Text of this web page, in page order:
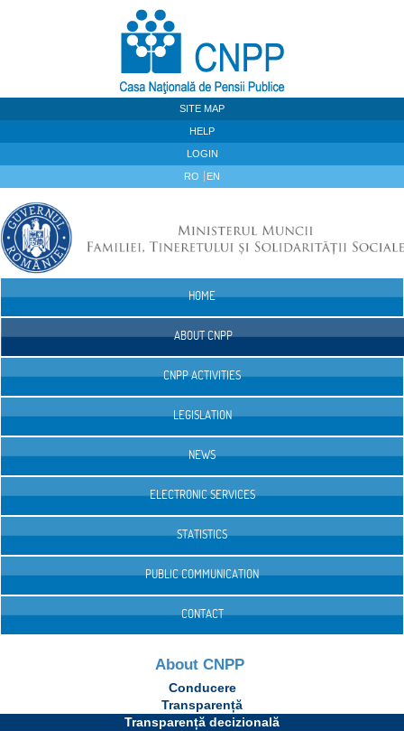
SITE MAP
HELP
LOGIN
RO EN
HOME
ABOUT CNPP
CNPP ACTIVITIES
LEGISLATION
NEWS
ELECTRONIC SERVICES
STATISTICS
PUBLIC COMMUNICATION
CONTACT
About CNPP
Conducere
Transparență
Transparență decizională